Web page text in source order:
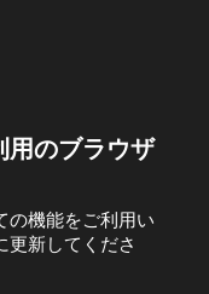
用のブラウザ
の機能をご利用い
更新してくださ